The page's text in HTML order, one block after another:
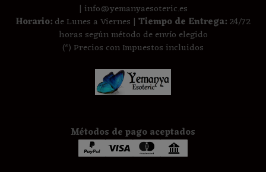
| info@yemanyaesoteric.es
Horario:de Lunes a Viernes | Tiempo de Entrega:24/72
horas según método de envío elegido
(*) Precios con Impuestos incluidos
Métodos de pago aceptados